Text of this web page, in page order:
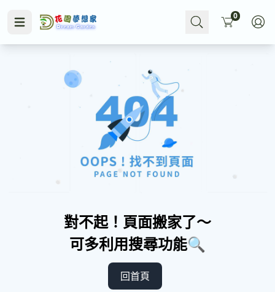
Cart0
對不起！頁面搬家了～
可多利用搜尋功能🔍
回首頁
水耕 無洞花盆